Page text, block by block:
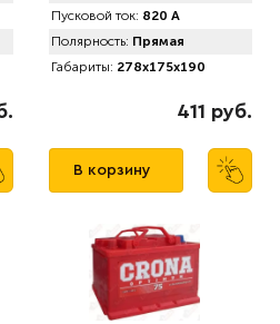
Пусковой ток: 820 А
Полярность: Прямая
Габариты: 278x175x190
411 руб.
В корзину